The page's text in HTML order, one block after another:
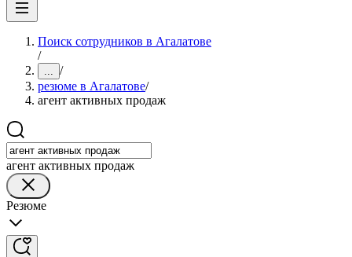
Поиск сотрудников в Агалатове
/
... /
резюме в Агалатове/
агент активных продаж
агент активных продаж
Резюме